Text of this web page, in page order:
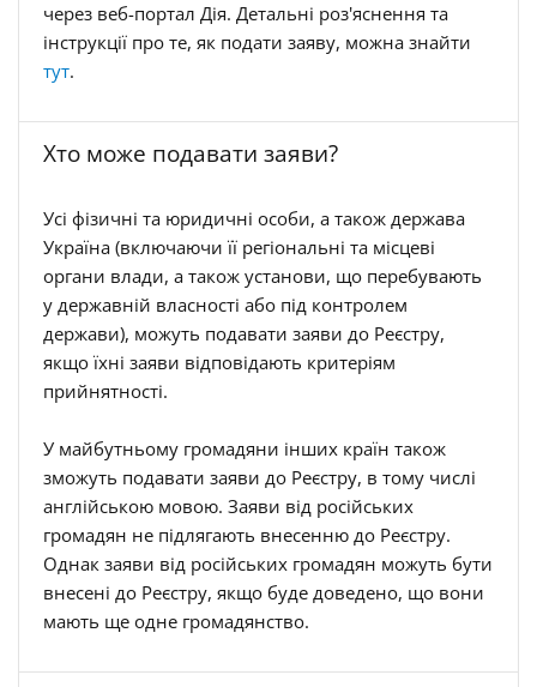
через веб-портал Дія. Детальні роз'яснення та
інструкції про те, як подати заяву, можна знайти
тут.
Хто може подавати заяви?
Усі фізичні та юридичні особи, а також держава
Україна (включаючи її регіональні та місцеві
органи влади, а також установи, що перебувають
у державній власності або під контролем
держави), можуть подавати заяви до Реєстру,
якщо їхні заяви відповідають критеріям
прийнятності.
У майбутньому громадяни інших країн також
зможуть подавати заяви до Реєстру, в тому числі
англійською мовою. Заяви від російських
громадян не підлягають внесенню до Реєстру.
Однак заяви від російських громадян можуть бути
внесені до Реєстру, якщо буде доведено, що вони
мають ще одне громадянство.